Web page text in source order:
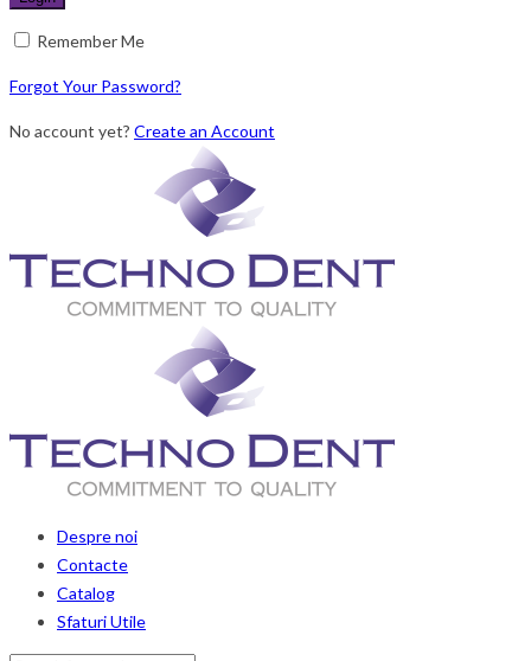
Remember Me
Forgot Your Password?
No account yet? Create an Account
Despre noi
Contacte
Catalog
Sfaturi Utile